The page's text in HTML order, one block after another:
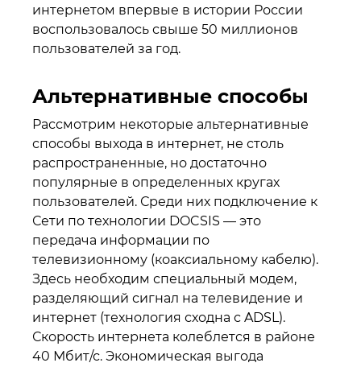
интернетом впервые в истории России
воспользовалось свыше 50 миллионов
пользователей за год.
Альтернативные способы
Рассмотрим некоторые альтернативные
способы выхода в интернет, не столь
распространенные, но достаточно
популярные в определенных кругах
пользователей. Среди них подключение к
Сети по технологии DOCSIS — это
передача информации по
телевизионному (коаксиальному кабелю).
Здесь необходим специальный модем,
разделяющий сигнал на телевидение и
интернет (технология сходна с ADSL).
Скорость интернета колеблется в районе
40 Мбит/с. Экономическая выгода